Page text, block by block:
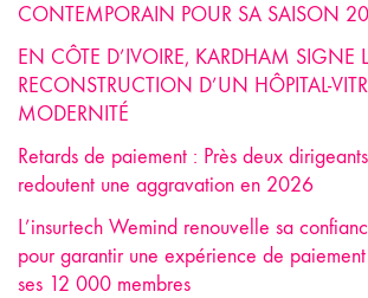
CONTEMPORAIN POUR SA SAISON
EN CÔTE D’IVOIRE, KARDHAM SIGNE
RECONSTRUCTION D’UN HÔPITAL-
MODERNITÉ
Retards de paiement : Près deux
redoutent une aggravation en 2026
L’insurtech Wemind renouvelle sa
pour garantir une expérience de
ses 12 000 membres